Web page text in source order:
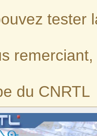
tester
remerciant,
du CNRTL